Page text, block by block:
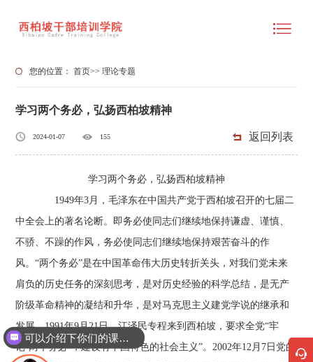
您的位置：首页>>理论专题
学习两个务必，弘扬西柏坡精神
2024-01-07 155 返回列表
学习两个务必，弘扬西柏坡精神
1949年3月，毛泽东在中国共产党于西柏坡召开的七届二
中全会上的著名论断。即务必使同志们继续地保持谦虚、谨慎、
不骄、不躁的作风，务必使同志们继续地保持艰苦奋斗的作
风。“两个务必”是在中国革命伟大历史转折关头，对我们党未来
肩负的历史任务的深刻思考，是对历史经验的科学总结，是无产
阶级革命精神的凝结和升华，是对马克思主义建党学说的继承和
发展。1991年9月21日，江泽民专程来到西柏坡，要求全党“牢
记‘两个务必’，建设有中国特色的社会主义”。2002年12月7日党的